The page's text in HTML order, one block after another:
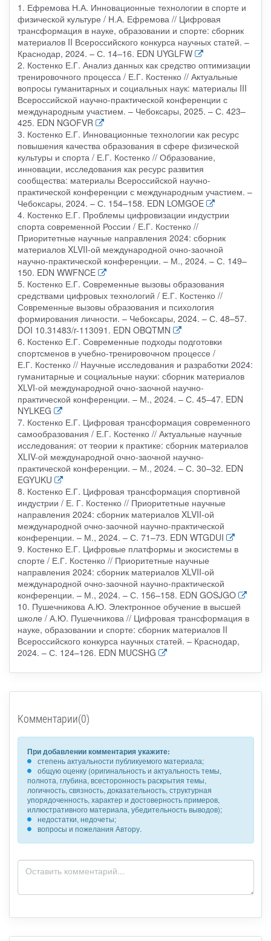
1. Ефремова Н.А. Инновационные технологии в спорте и
физической культуре / Н.А. Ефремова // Цифровая
трансформация в науке, образовании и спорте: сборник
материалов II Всероссийского конкурса научных статей. –
Краснодар, 2024. – С. 14–16. EDN UYGLFW
2. Костенко Е.Г. Анализ данных как средство оптимизации
тренировочного процесса / Е.Г. Костенко // Актуальные
вопросы гуманитарных и социальных наук: материалы III
Всероссийской научно-практической конференции с
международным участием. – Чебоксары, 2025. – С. 423–
425. EDN NGOFVR
3. Костенко Е.Г. Инновационные технологии как ресурс
повышения качества образования в сфере физической
культуры и спорта / Е.Г. Костенко // Образование,
инновации, исследования как ресурс развития
сообщества: материалы Всероссийской научно-
практической конференции с международным участием. –
Чебоксары, 2024. – С. 154–158. EDN LOMGOE
4. Костенко Е.Г. Проблемы цифровизации индустрии
спорта современной России / Е.Г. Костенко //
Приоритетные научные направления 2024: сборник
материалов XLVII-ой международной очно-заочной
научно-практической конференции. – М., 2024. – С. 149–
150. EDN WWFNCE
5. Костенко Е.Г. Современные вызовы образования
средствами цифровых технологий / Е.Г. Костенко //
Современные вызовы образования и психология
формирования личности. – Чебоксары, 2024. – С. 48–57.
DOI 10.31483/r-113091. EDN OBQTMN
6. Костенко Е.Г. Современные подходы подготовки
спортсменов в учебно-тренировочном процессе /
Е.Г. Костенко // Научные исследования и разработки 2024:
гуманитарные и социальные науки: сборник материалов
XLVI-ой международной очно-заочной научно-
практической конференции. – М., 2024. – С. 45–47. EDN
NYLKEG
7. Костенко Е.Г. Цифровая трансформация современного
самообразования / Е.Г. Костенко // Актуальные научные
исследования: от теории к практике: сборник материалов
XLIV-ой международной очно-заочной научно-
практической конференции. – М., 2024. – С. 30–32. EDN
EGYUKU
8. Костенко Е.Г. Цифровая трансформация спортивной
индустрии / Е. Г. Костенко // Приоритетные научные
направления 2024: сборник материалов XLVII-ой
международной очно-заочной научно-практической
конференции. – М., 2024. – С. 71–73. EDN WTGDUI
9. Костенко Е.Г. Цифровые платформы и экосистемы в
спорте / Е.Г. Костенко // Приоритетные научные
направления 2024: сборник материалов XLVII-ой
международной очно-заочной научно-практической
конференции. – М., 2024. – С. 156–158. EDN GOSJGO
10. Пушечникова А.Ю. Электронное обучение в высшей
школе / А.Ю. Пушечникова // Цифровая трансформация в
науке, образовании и спорте: сборник материалов II
Всероссийского конкурса научных статей. – Краснодар,
2024. – С. 124–126. EDN MUCSHG
Комментарии(0)
При добавлении комментария укажите:
степень актуальности публикуемого материала;
общую оценку (оригинальность и актуальность темы,
полнота, глубина, всесторонность раскрытия темы,
логичность, связность, доказательность, структурная
упорядоченность, характер и достоверность примеров,
иллюстративного материала, убедительность выводов);
недостатки, недочеты;
вопросы и пожелания Автору.